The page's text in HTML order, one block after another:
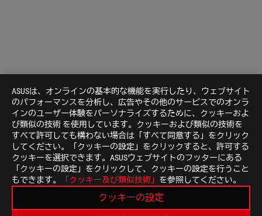
ASUSは、オンラインの基本的な機能を実行したり、ウェブサイト
のパフォーマンスを分析し、広告やその他のサービスでのオンラ
インのユーザー体験をパーソナライズするために、クッキーおよ
び類似の技術 を使用しています。クッキーおよび類似の技術を
すべて許可しても構わない場合は「すべて同意する」をクリック
してください。「クッキーの設定」をクリックすると、許可する
クッキーを選択できます。ASUSウェブサイトのフッターにある
「クッキーの設定」をクリックして、クッキーの設定を行うこと
もできます。
「クッキー及び類似技術」 を参照してください。
クッキーの設定
Disclaimer
米国およびカナダでは、米連邦通信委員会（Federal
Canada）の認証を受けた製品が販売されます。現地で購
サイトをご覧ください。
すべての仕様は、予告なしに変更されることがありま
ださい。製品はすべての国地域で入手できるわけではあ
仕様や機能は、モデルによって異なります。すべての
基板色、同梱ソフトのバージョンは予告なく変更する場
前述のすべてのブランド名および製品名は、各社の商
特に明記されない限り、すべての性能表示は理論上の